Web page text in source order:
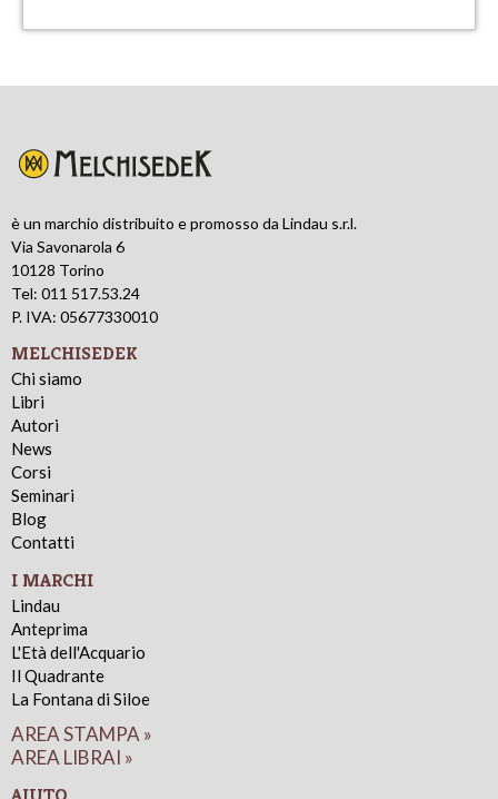
è un marchio distribuito e promosso da Lindau s.r.l.
Via Savonarola 6
10128 Torino
Tel: 011 517.53.24
P. IVA: 05677330010
MELCHISEDEK
Chi siamo
Libri
Autori
News
Corsi
Seminari
Blog
Contatti
I MARCHI
Lindau
Anteprima
L'Età dell'Acquario
Il Quadrante
La Fontana di Siloe
AREA STAMPA »
AREA LIBRAI »